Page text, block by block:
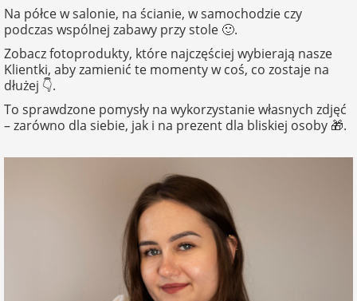
drewniane
FotoKalendarze
magnetyczne
adwentowe
Zawieszki do
zdjęciem
Personalizowane
gry ze zdjęciem
Kupony na
walentynki
Naklejki
Listwy do plakatów
prezentowe
Woreczki z organzy
Koperty
na Dzień Mamy
na Dzień
Dziecka
na Dzień Ojca
dla 30-latka
dla 40-latka
dla mamy
dla taty
Na półce w salonie, na ścianie, w samochodzie czy
podczas wspólnej zabawy przy stole 🙂.
Zobacz fotoprodukty, które najczęściej wybierają nasze
Klientki, aby zamienić te momenty w coś, co zostaje na
dłużej 👇.
To sprawdzone pomysły na wykorzystanie własnych zdjęć
– zarówno dla siebie, jak i na prezent dla bliskiej osoby 🎁.